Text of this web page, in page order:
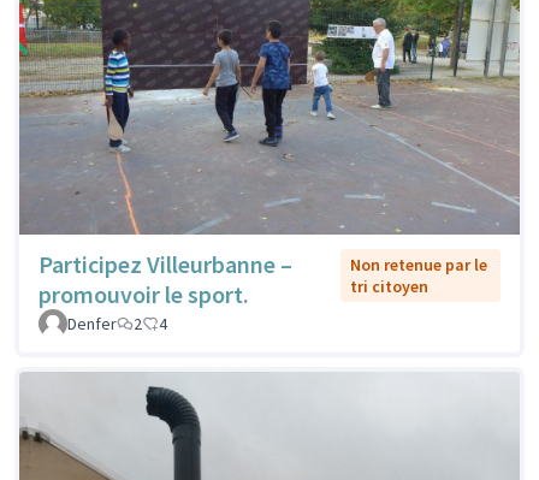
Participez Villeurbanne –
promouvoir le sport.
Non retenue par le
tri citoyen
Denfer
2 4